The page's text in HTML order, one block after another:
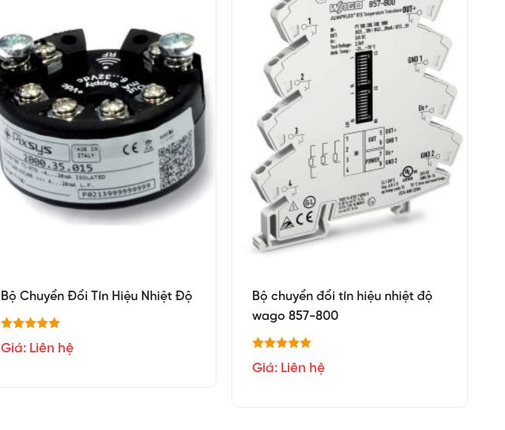
Bộ Chuyển Đổi Tín Hiệu Nhiệt Độ
Giá: Liên hệ
Bộ chuyển đổi tín hiệu nhiệt độ
wago 857-800
Giá: Liên hệ